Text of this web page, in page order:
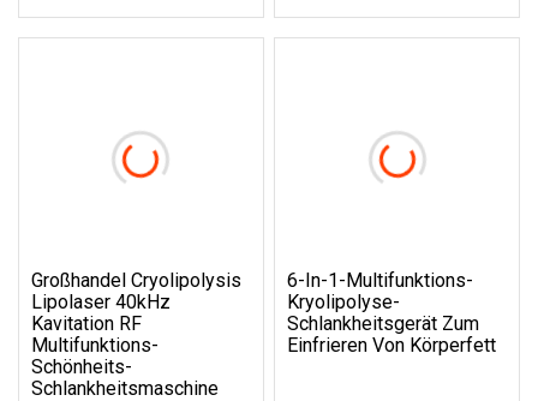
Großhandel Cryolipolysis
Lipolaser 40kHz
Kavitation RF
Multifunktions-
Schönheits-
Schlankheitsmaschine
6-In-1-Multifunktions-
Kryolipolyse-
Schlankheitsgerät Zum
Einfrieren Von Körperfett